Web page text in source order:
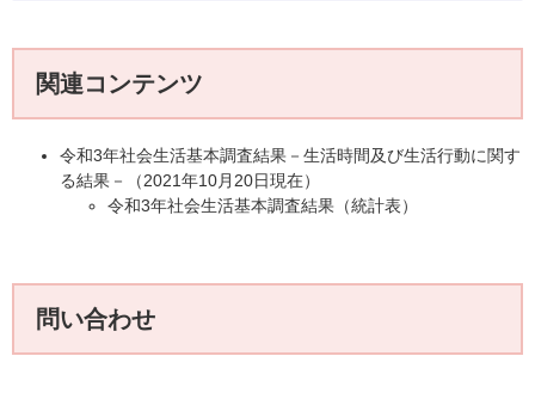
関連コンテンツ
令和3年社会生活基本調査結果－生活時間及び生活行動に関す
る結果－（2021年10月20日現在）
令和3年社会生活基本調査結果（統計表）
問い合わせ